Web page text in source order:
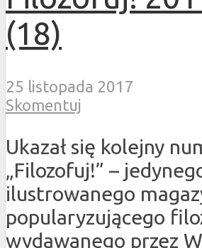
(18)
25 listopada 2017
Skomentuj
Ukazał się kolejny
„Filozofuj!” –
ilustrowanego
popularyzującego
wydawanego przez